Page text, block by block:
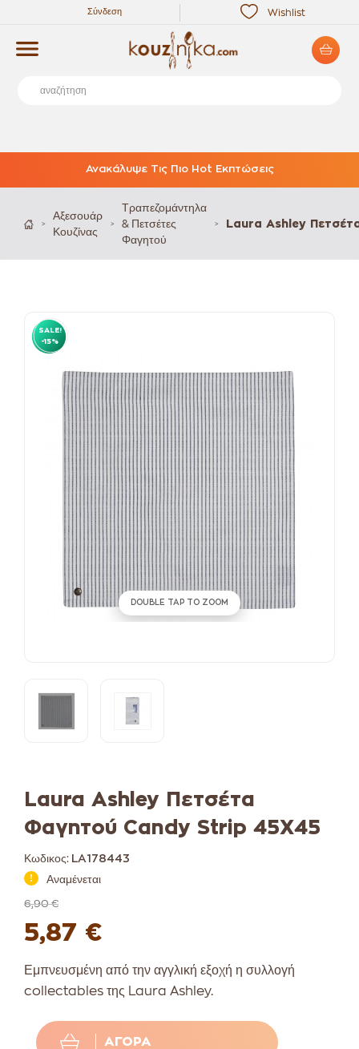
Wishlist
Σύνδεση
Ανακάλυψε Τις Πιο Hot Εκπτώσεις
>
Αξεσουάρ
Κουζίνας
>
Τραπεζομάντηλα
& Πετσέτες
Φαγητού
> Laura Ashley
SALE!
-15%
DOUBLE TAP TO ZOOM
Laura Ashley Πετσέτα
Φαγητού Candy Strip 45X45
Κωδικος: LA178443
Αναμένεται
6,90 €
5,87 €
Εμπνευσμένη από την αγγλική εξοχή η συλλογή
collectables της Laura Ashley.
ΑΓΟΡΆ